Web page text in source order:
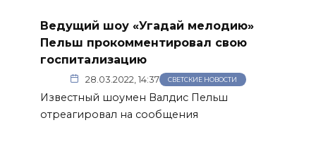
Ведущий шоу «Угадай мелодию»
Пельш прокомментировал свою
госпитализацию
28.03.2022, 14:37 СВЕТСКИЕ НОВОСТИ
Известный шоумен Валдис Пельш
отреагировал на сообщения